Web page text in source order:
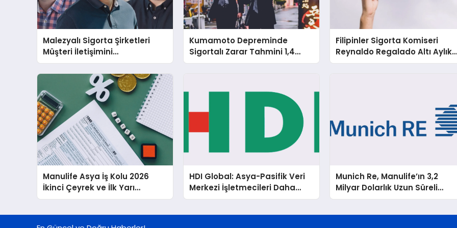
Malezyalı Sigorta Şirketleri
Müşteri İletişimini
Basitleştirme ve Ödeme
Sistemlerini Modernize Etme
Baskısı Altında
Kumamoto Depreminde
Sigortalı Zarar Tahmini 1,4
Milyar ile 2,1 Milyar Dolar
Filipinler Sigorta Komiseri
Reynaldo Regalado Altı Aylık
Görevden Uzaklaştırma
Manulife Asya İş Kolu 2026
İkinci Çeyrek ve İlk Yarı
Sonuçları
HDI Global: Asya-Pasifik Veri
Merkezi İşletmecileri Daha
Karmaşık Doğal Afet ve İklim
Munich Re, Manulife’ın 3,2
Milyar Dolarlık Uzun Süreli
Bakım Portföyünün